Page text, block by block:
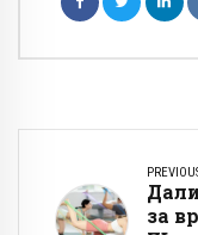
за